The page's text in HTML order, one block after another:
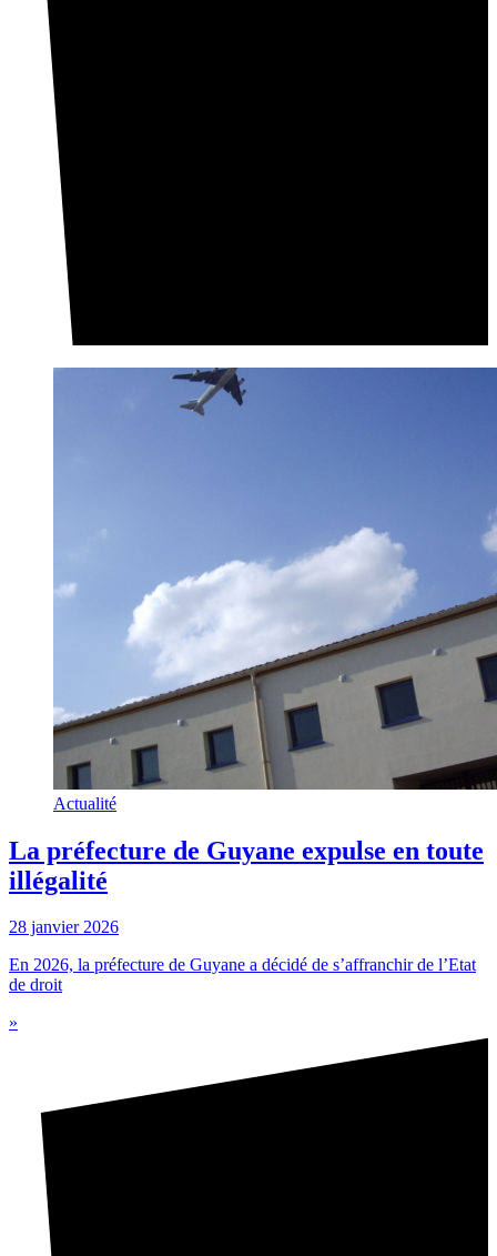
Actualité
La préfecture de Guyane expulse en toute
illégalité
28 janvier 2026
En 2026, la préfecture de Guyane a décidé de s’affranchir de l’Etat
de droit
»